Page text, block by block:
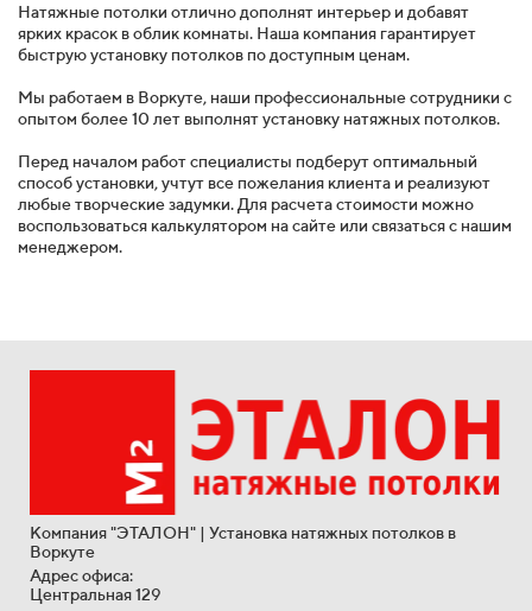
Натяжные потолки отлично дополнят интерьер и добавят
ярких красок в облик комнаты. Наша компания гарантирует
быструю установку потолков по доступным ценам.
Мы работаем в Воркуте, наши профессиональные сотрудники с
опытом более 10 лет выполнят установку натяжных потолков.
Перед началом работ специалисты подберут оптимальный
способ установки, учтут все пожелания клиента и реализуют
любые творческие задумки. Для расчета стоимости можно
воспользоваться калькулятором на сайте или связаться с нашим
менеджером.
Компания "ЭТАЛОН" | Установка натяжных потолков в
Воркуте
Адрес офиса:
Центральная 129